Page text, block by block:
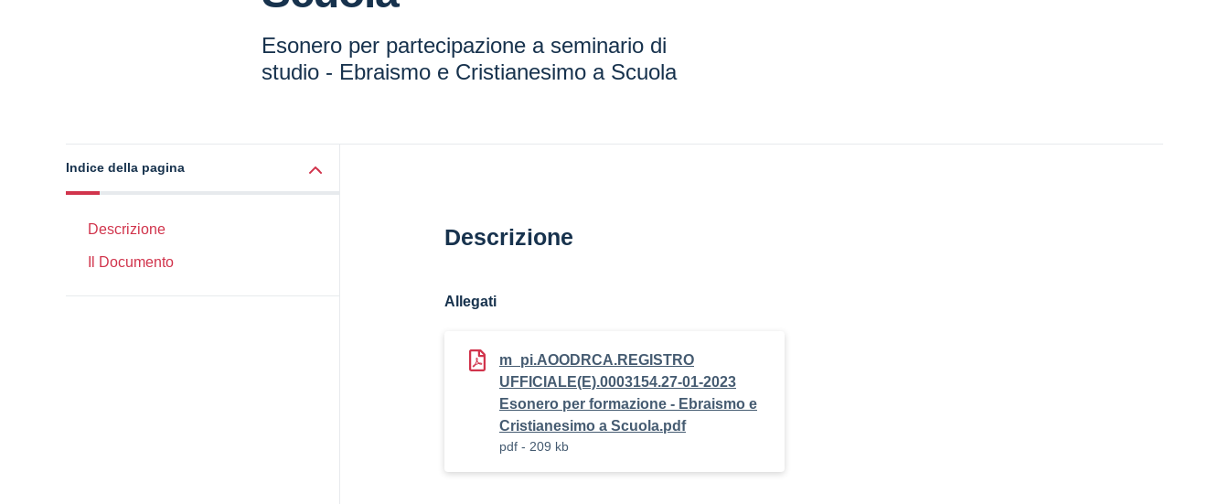
Esonero per partecipazione a seminario di
studio - Ebraismo e Cristianesimo a Scuola
Indice della pagina
Descrizione
Il Documento
Descrizione
Allegati
m_pi.AOODRCA.REGISTRO
UFFICIALE(E).0003154.27-01-2023
Esonero per formazione - Ebraismo e
Cristianesimo a Scuola.pdf
pdf - 209 kb